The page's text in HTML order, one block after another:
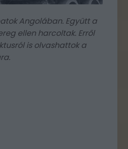
Angolában. Együtt a
ellen harcoltak. Erről
is olvashattok a